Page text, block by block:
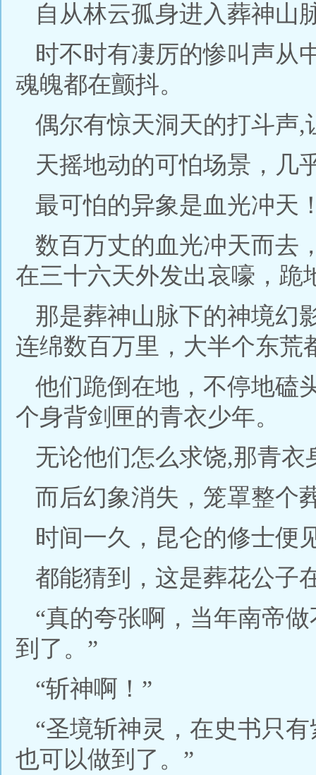
自从林云孤身进入葬神山
时不时有凄厉的惨叫声从
魂魄都在颤抖。
偶尔有惊天洞天的打斗声
天摇地动的可怕场景，几
最可怕的异象是血光冲天
数百万丈的血光冲天而去
在三十六天外发出哀嚎，跪
那是葬神山脉下的神境幻
连绵数百万里，大半个东荒
他们跪倒在地，不停地磕
个身背剑匣的青衣少年。
无论他们怎么求饶,那青衣
而后幻象消失，笼罩整个
时间一久，昆仑的修士便
都能猜到，这是葬花公子
“真的夸张啊，当年南帝
到了。”
“斩神啊！”
“圣境斩神灵，在史书只
也可以做到了。”